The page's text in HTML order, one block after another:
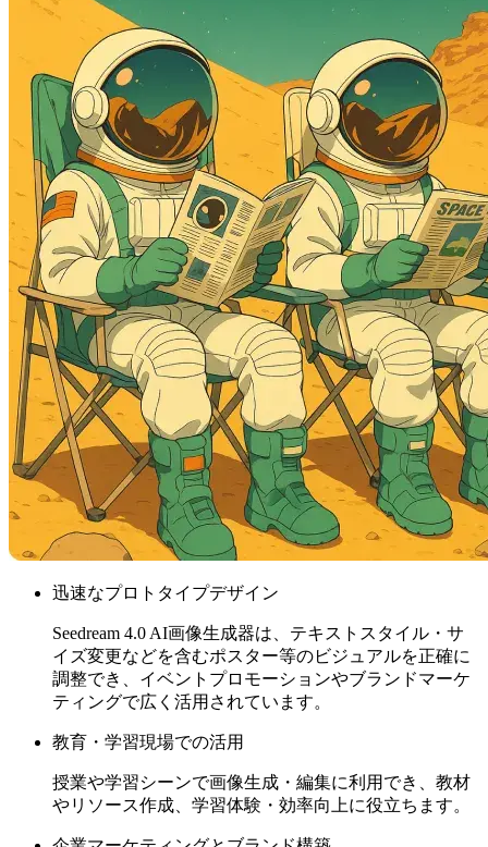
迅速なプロトタイプデザイン
Seedream 4.0 AI画像生成器は、テキストスタイル・サ
イズ変更などを含むポスター等のビジュアルを正確に
調整でき、イベントプロモーションやブランドマーケ
ティングで広く活用されています。
教育・学習現場での活用
授業や学習シーンで画像生成・編集に利用でき、教材
やリソース作成、学習体験・効率向上に役立ちます。